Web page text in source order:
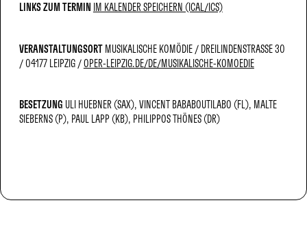
LINKS ZUM TERMIN IM KALENDER SPEICHERN (ICAL/ICS)
VERANSTALTUNGSORT MUSIKALISCHE KOMÖDIE
DREILINDENSTRASSE 30
04177 LEIPZIG
OPER-LEIPZIG.DE/DE/MUSIKALISCHE-KOMOEDIE
BESETZUNG ULI HUEBNER (SAX) VINCENT BABABOUTILABO (FL) MALTE
SIEBERNS (P) PAUL LAPP (KB) PHILIPPOS THÖNES (DR)